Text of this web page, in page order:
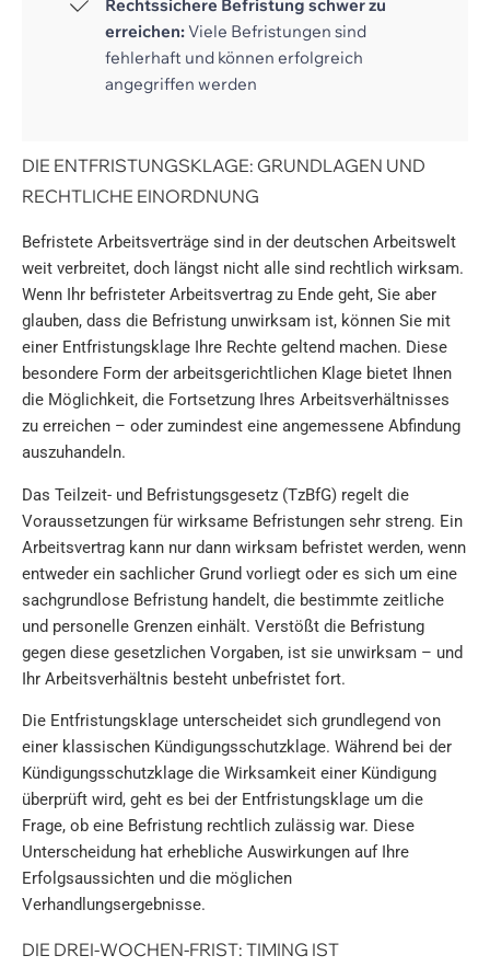
Rechtssichere Befristung schwer zu
erreichen:Viele Befristungen sind
fehlerhaft und können erfolgreich
angegriffen werden
DIE ENTFRISTUNGSKLAGE: GRUNDLAGEN UND
RECHTLICHE EINORDNUNG
Befristete Arbeitsverträge sind in der deutschen Arbeitswelt
weit verbreitet, doch längst nicht alle sind rechtlich wirksam.
Wenn Ihr befristeter Arbeitsvertrag zu Ende geht, Sie aber
glauben, dass die Befristung unwirksam ist, können Sie mit
einer Entfristungsklage Ihre Rechte geltend machen. Diese
besondere Form der arbeitsgerichtlichen Klage bietet Ihnen
die Möglichkeit, die Fortsetzung Ihres Arbeitsverhältnisses
zu erreichen – oder zumindest eine angemessene Abfindung
auszuhandeln.
Das Teilzeit- und Befristungsgesetz (TzBfG) regelt die
Voraussetzungen für wirksame Befristungen sehr streng. Ein
Arbeitsvertrag kann nur dann wirksam befristet werden, wenn
entweder ein sachlicher Grund vorliegt oder es sich um eine
sachgrundlose Befristung handelt, die bestimmte zeitliche
und personelle Grenzen einhält. Verstößt die Befristung
gegen diese gesetzlichen Vorgaben, ist sie unwirksam – und
Ihr Arbeitsverhältnis besteht unbefristet fort.
Die Entfristungsklage unterscheidet sich grundlegend von
einer klassischen Kündigungsschutzklage. Während bei der
Kündigungsschutzklage die Wirksamkeit einer Kündigung
überprüft wird, geht es bei der Entfristungsklage um die
Frage, ob eine Befristung rechtlich zulässig war. Diese
Unterscheidung hat erhebliche Auswirkungen auf Ihre
Erfolgsaussichten und die möglichen
Verhandlungsergebnisse.
DIE DREI-WOCHEN-FRIST: TIMING IST